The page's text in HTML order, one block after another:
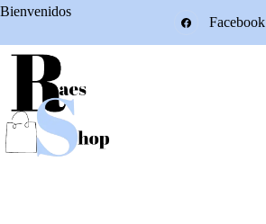
Saltar
Bienvenidos
Facebook